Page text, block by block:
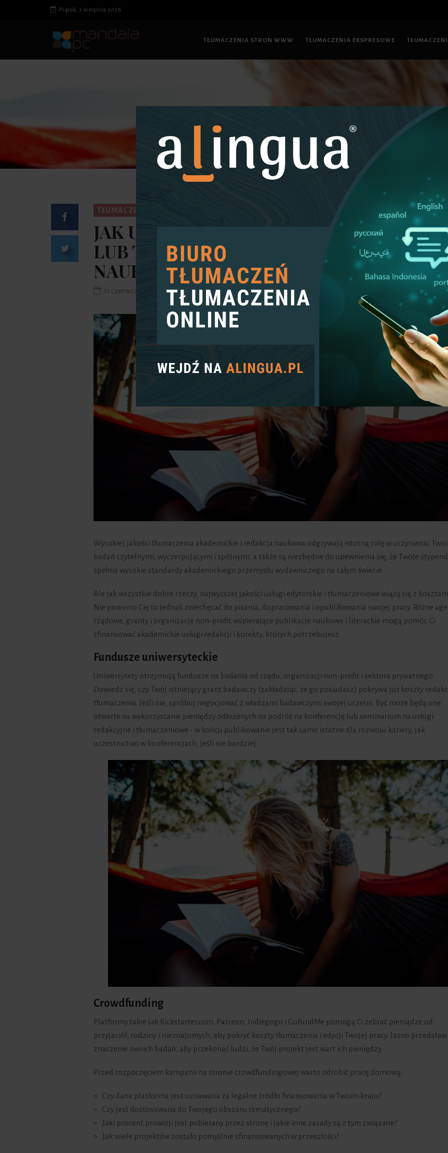
Piątek, 7 sierpnia 2026
TŁUMACZENIA STRON WWW TŁUMACZENIA EKSPRESOWE
JAK UZYSKAĆ FUNDUSZE NA
TŁUMACZENIA SPECJALISTYCZNE
JAK UZYSKAĆ FUNDUSZE NA REDAKCJĘ
LUB TŁUMACZENIE MANUSKRYPTU
NAUKOWEGO
Wysokiej jakości tłumaczenia akademickie i redakcja naukowa odgrywają istotną rolę w uczynieniu
badań czytelnymi, wyczerpującymi i spójnymi, a także są niezbędne do upewnienia się, że Twoje
spełnia wysokie standardy akademickiego przemysłu wydawniczego na całym świecie.
Ale jak wszystkie dobre rzeczy, najwyższej jakości usługi edytorskie i tłumaczeniowe wiążą się z
Nie powinno Cię to jednak zniechęcać do pisania, dopracowania i opublikowania swojej pracy. Różne
rządowe, granty i organizacje non-profit wspierające publikacje naukowe i literackie mogą pomóc Ci
sfinansować akademickie usługi redakcji i korekty, których potrzebujesz.
Fundusze uniwersyteckie
Uniwersytety otrzymują fundusze na badania od rządu, organizacji non-profit i sektora prywatnego.
Dowiedz się, czy Twój istniejący grant badawczy (zakładając, że go posiadasz) pokrywa już koszty
tłumaczenia. Jeśli nie, spróbuj negocjować z władzami badawczymi swojej uczelni. Być może będą one
otwarte na wykorzystanie pieniędzy odłożonych na podróż na konferencję lub seminarium na usługi
redakcyjne i tłumaczeniowe - w końcu publikowanie jest tak samo istotne dla rozwoju kariery, jak
uczestnictwo w konferencjach, jeśli nie bardziej.
Crowdfunding
Platformy takie jak Kickstarter.com, Patreon, Indiegogo i GoFundMe pomogą Ci zebrać pieniądze od
przyjaciół, rodziny i nieznajomych, aby pokryć koszty tłumaczenia i edycji Twojej pracy. Jasno
znaczenie swoich badań, aby przekonać ludzi, że Twój projekt jest wart ich pieniędzy.
Przed rozpoczęciem kampanii na stronie crowdfundingowej warto odrobić pracę domową:
Czy dana platforma jest uznawana za legalne źródło finansowania w Twoim kraju?
Czy jest dostosowana do Twojego obszaru tematycznego?
Jaki procent prowizji jest pobierany przez stronę i jakie inne zasady są z tym związane?
Jak wiele projektów zostało pomyślnie sfinansowanych w przeszłości?